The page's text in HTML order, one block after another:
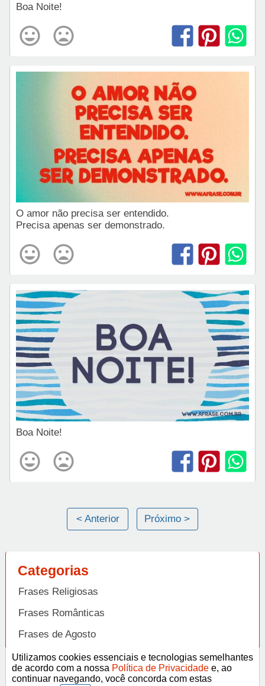
Boa Noite!
O amor não precisa ser entendido.
Precisa apenas ser demonstrado.
Boa Noite!
< Anterior Próximo >
Categorias
Frases Religiosas
Frases Românticas
Frases de Agosto
Frases de Agradecimento
Frases de Amizade
Utilizamos cookies essenciais e tecnologias semelhantes
de acordo com a nossa Política de Privacidade e, ao
continuar navegando, você concorda com estas